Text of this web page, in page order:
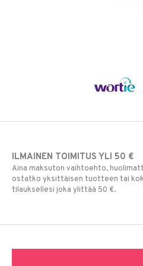
ILMAINEN TOIMITUS YLI 50 €
Aina maksuton vaihtoehto,
ostatko yksittäisen tuotteen tai
tilauksellesi joka ylittää 50 €.